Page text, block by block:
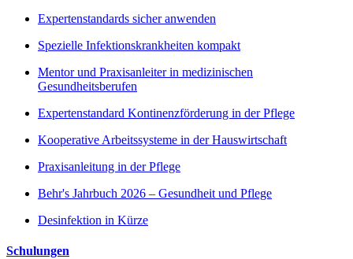
Expertenstandards sicher anwenden
Spezielle Infektionskrankheiten kompakt
Mentor und Praxisanleiter in medizinischen
Gesundheitsberufen
Expertenstandard Kontinenzförderung in der Pflege
Kooperative Arbeitssysteme in der Hauswirtschaft
Praxisanleitung in der Pflege
Behr's Jahrbuch 2026 – Gesundheit und Pflege
Desinfektion in Kürze
Schulungen